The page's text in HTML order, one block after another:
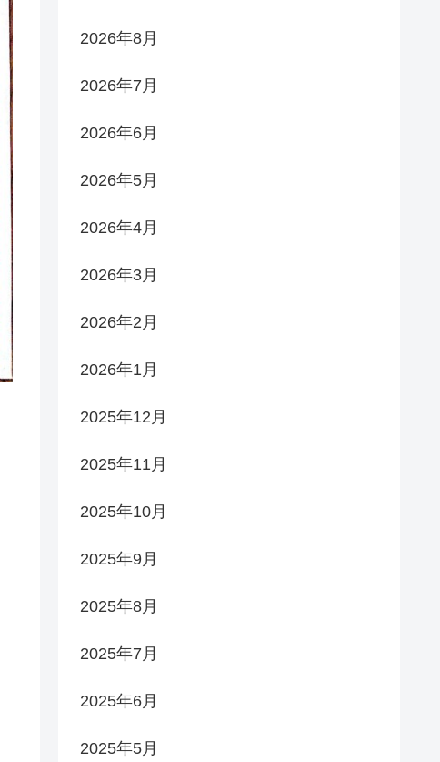
2026年8月
2026年7月
2026年6月
2026年5月
2026年4月
2026年3月
2026年2月
2026年1月
2025年12月
2025年11月
2025年10月
2025年9月
2025年8月
2025年7月
2025年6月
2025年5月